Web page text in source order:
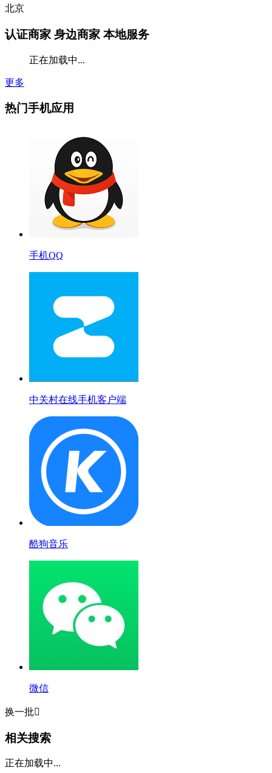
北京
认证商家 身边商家 本地服务
正在加载中...
更多
热门手机应用
手机QQ
中关村在线手机客户端
酷狗音乐
微信
换一批
相关搜索
正在加载中...